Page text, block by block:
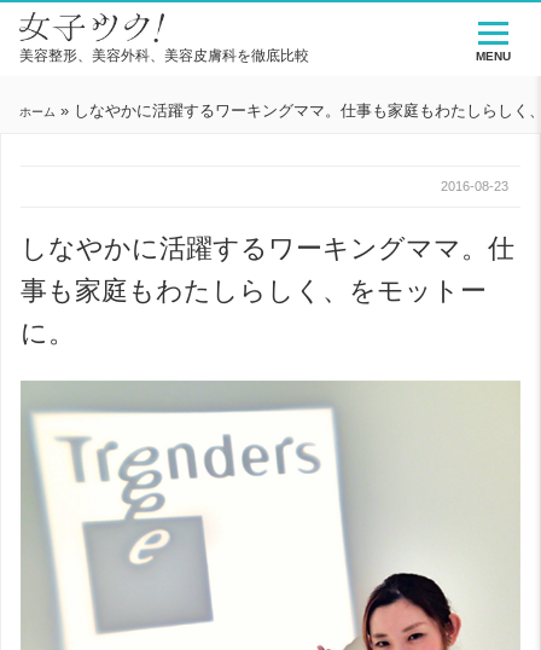
美容整形、美容外科、美容皮膚科を徹底比較
ホーム » しなやかに活躍するワーキングママ。仕事も家庭もわたしらしく
2016-08-23
しなやかに活躍するワーキングママ。仕
事も家庭もわたしらしく、をモットー
に。
MENU